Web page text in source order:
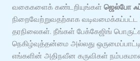
வகைகளைக் கண்டறியுங்கள் ஜெல்போ
நிறைவேற்றுவதற்காக வடிவமைக்கப்பட்ட
தரநிலைகள். நீங்கள் பேக்கேஜிங்
நெகிழ்வுத்தன்மை அல்லது
எங்களின் அதிநவீன கருவிகள்